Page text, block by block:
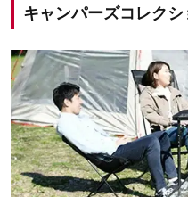
キャンパーズコレクシ